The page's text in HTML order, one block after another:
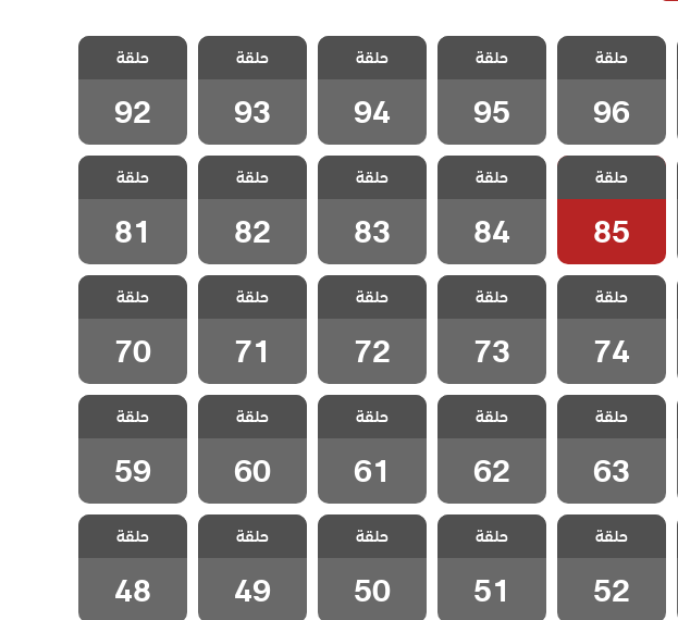
مسلسل ياسمين
مدبلج الحلقة 96
حلقة
96
مسلسل ياسمين
مدبلج الحلقة 95
حلقة
95
مسلسل ياسمين
مدبلج الحلقة 94
حلقة
94
مسلسل ياسمين
مدبلج الحلقة 93
حلقة
93
مسلسل ياسمين
مدبلج الحلقة 92
حلقة
92
مسلسل ياسمين
مدبلج الحلقة 85
حلقة
85
مسلسل ياسمين
مدبلج الحلقة 84
حلقة
84
مسلسل ياسمين
مدبلج الحلقة 83
حلقة
83
مسلسل ياسمين
مدبلج الحلقة 82
حلقة
82
مسلسل ياسمين
مدبلج الحلقة 81
حلقة
81
مسلسل ياسمين
مدبلج الحلقة 74
حلقة
74
مسلسل ياسمين
مدبلج الحلقة 73
حلقة
73
مسلسل ياسمين
مدبلج الحلقة 72
حلقة
72
مسلسل ياسمين
مدبلج الحلقة 71
حلقة
71
مسلسل ياسمين
مدبلج الحلقة 70
حلقة
70
مسلسل ياسمين
مدبلج الحلقة 63
حلقة
63
مسلسل ياسمين
مدبلج الحلقة 62
حلقة
62
مسلسل ياسمين
مدبلج الحلقة 61
حلقة
61
مسلسل ياسمين
مدبلج الحلقة 60
حلقة
60
مسلسل ياسمين
مدبلج الحلقة 59
حلقة
59
مسلسل ياسمين
مدبلج الحلقة 52
حلقة
52
مسلسل ياسمين
مدبلج الحلقة 51
حلقة
51
مسلسل ياسمين
مدبلج الحلقة 50
حلقة
50
مسلسل ياسمين
مدبلج الحلقة 49
حلقة
49
مسلسل ياسمين
مدبلج الحلقة 48
حلقة
48